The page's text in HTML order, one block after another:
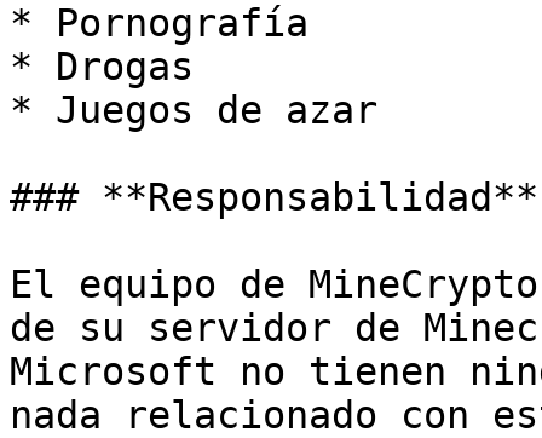
* Pornografía
* Drogas
* Juegos de azar
### **Responsabilidad**
El equipo de
de su servidor de
Microsoft no tienen
nada relacionado con